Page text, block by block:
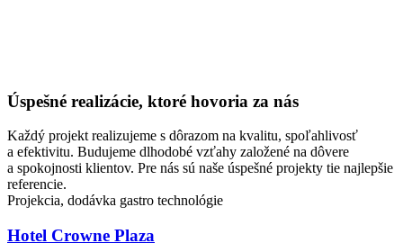
Úspešné realizácie, ktoré hovoria za nás
Každý projekt realizujeme s dôrazom na kvalitu, spoľahlivosť
a efektivitu. Budujeme dlhodobé vzťahy založené na dôvere
a spokojnosti klientov. Pre nás sú naše úspešné projekty tie najlepšie
referencie.
Projekcia, dodávka gastro technológie
Hotel Crowne Plaza